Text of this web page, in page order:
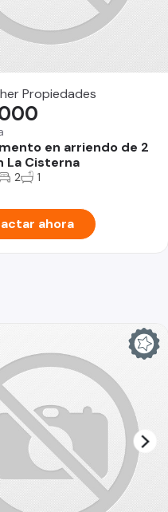
Propiedades
en arriendo de 2
La Cisterna
2 1
ahora